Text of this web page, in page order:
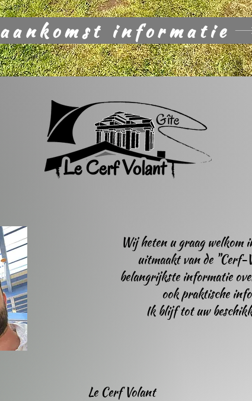
aankomst informatie
Wij heten u graag welkom
uitmaakt van de "Cerf-
belangrijkste informatie
ook praktische
Ik blijf tot uw
Le Cerf Volant